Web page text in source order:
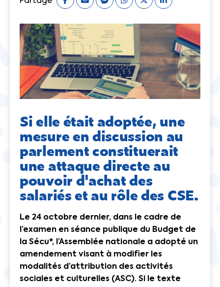
Si elle était adoptée, une
mesure en discussion au
parlement constituerait
une attaque directe au
pouvoir d'achat des
salariés et au rôle des CSE.
Le 24 octobre dernier, dans le cadre de
l’examen en séance publique du Budget de
la Sécu*, l’Assemblée nationale a adopté un
amendement visant à modifier les
modalités d’attribution des activités
sociales et culturelles (ASC). Si le texte